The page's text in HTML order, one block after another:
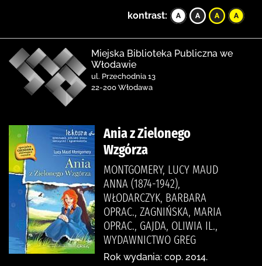
kontrast:
Miejska Biblioteka Publiczna we
Włodawie
ul. Przechodnia 13
22-200 Włodawa
Ania z Zielonego
Wzgórza
MONTGOMERY, LUCY MAUD
ANNA (1874-1942),
WŁODARCZYK, BARBARA
OPRAC., ZAGNIŃSKA, MARIA
OPRAC., GAJDA, OLIWIA IL.,
WYDAWNICTWO GREG
Rok wydania: cop. 2014.